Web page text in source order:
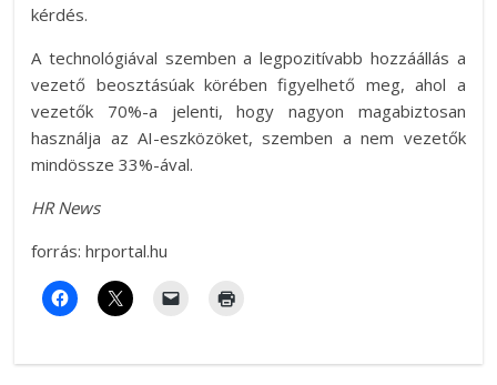
kérdés.
A technológiával szemben a legpozitívabb hozzáállás a
vezető beosztásúak körében figyelhető meg, ahol a
vezetők 70%-a jelenti, hogy nagyon magabiztosan
használja az AI-eszközöket, szemben a nem vezetők
mindössze 33%-ával.
HR News
forrás: hrportal.hu